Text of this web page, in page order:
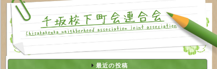
最近の投稿